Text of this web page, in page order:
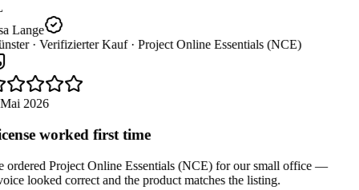
Lange
· Verifizierter Kauf · Project Online Essentials (NCE)
2026
worked first time
ordered Project Online Essentials (NCE) for our small office —
looked correct and the product matches the listing.